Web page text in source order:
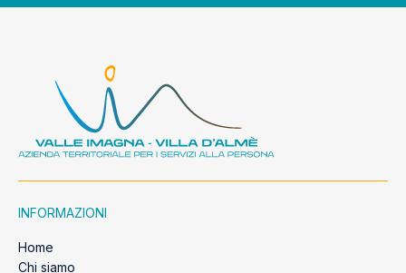
INFORMAZIONI
Home
Chi siamo